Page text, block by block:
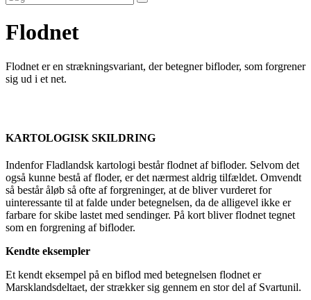
Flodnet
Flodnet er en strækningsvariant, der betegner bifloder, som forgrener
sig ud i et net.
KARTOLOGISK SKILDRING
Indenfor Fladlandsk kartologi består flodnet af bifloder. Selvom det
også kunne bestå af floder, er det nærmest aldrig tilfældet. Omvendt
så består åløb så ofte af forgreninger, at de bliver vurderet for
uinteressante til at falde under betegnelsen, da de alligevel ikke er
farbare for skibe lastet med sendinger. På kort bliver flodnet tegnet
som en forgrening af bifloder.
Kendte eksempler
Et kendt eksempel på en biflod med betegnelsen flodnet er
Marsklandsdeltaet, der strækker sig gennem en stor del af Svartunil.